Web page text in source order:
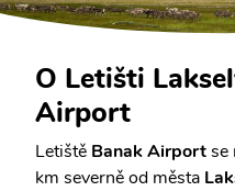
O Letišti
Airport
Letiště Banak Airportse
km severně od města